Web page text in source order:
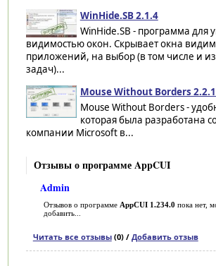
WinHide.SB 2.1.4
WinHide.SB - программа для
видимостью окон. Скрывает окна
приложений, на выбор (в том числе и
задач)...
Mouse Without Borders
Mouse Without Borders -
которая была разработана
компании Microsoft в...
Отзывы о программе AppCUI
Admin
Отзывов о программе AppCUI 1.234.0 пока нет,
добавить...
Читать все отзывы(0) / Добавить отзыв